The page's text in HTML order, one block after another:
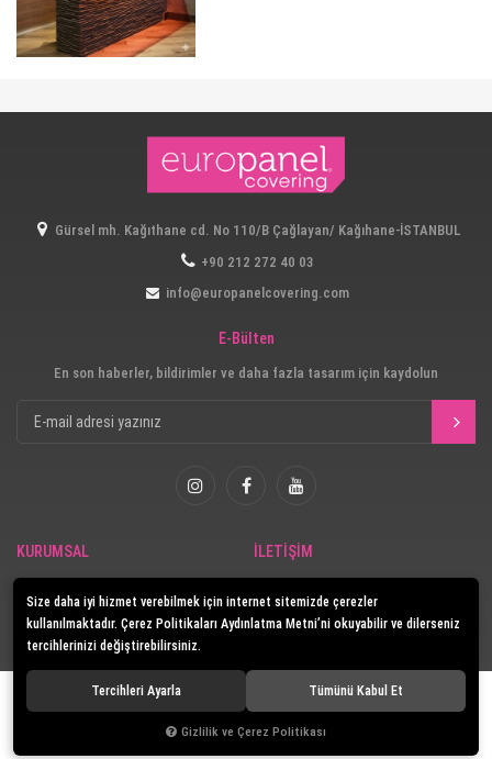
Gürsel mh. Kağıthane cd. No 110/B Çağlayan/ Kağıhane-İSTANBUL
+90 212 272 40 03
info@europanelcovering.com
E-Bülten
En son haberler, bildirimler ve daha fazla tasarım için kaydolun
KURUMSAL
Güvenlik
E-Katalog
İLETİŞİM
© 2020 . Tüm hakları saklıdır.
Size daha iyi hizmet verebilmek için internet sitemizde çerezler
kullanılmaktadır. Çerez Politikaları Aydınlatma Metni’ni okuyabilir ve dilerseniz
tercihlerinizi değiştirebilirsiniz.
Tercihleri Ayarla Tümünü Kabul Et
Gizlilik ve Çerez Politikası